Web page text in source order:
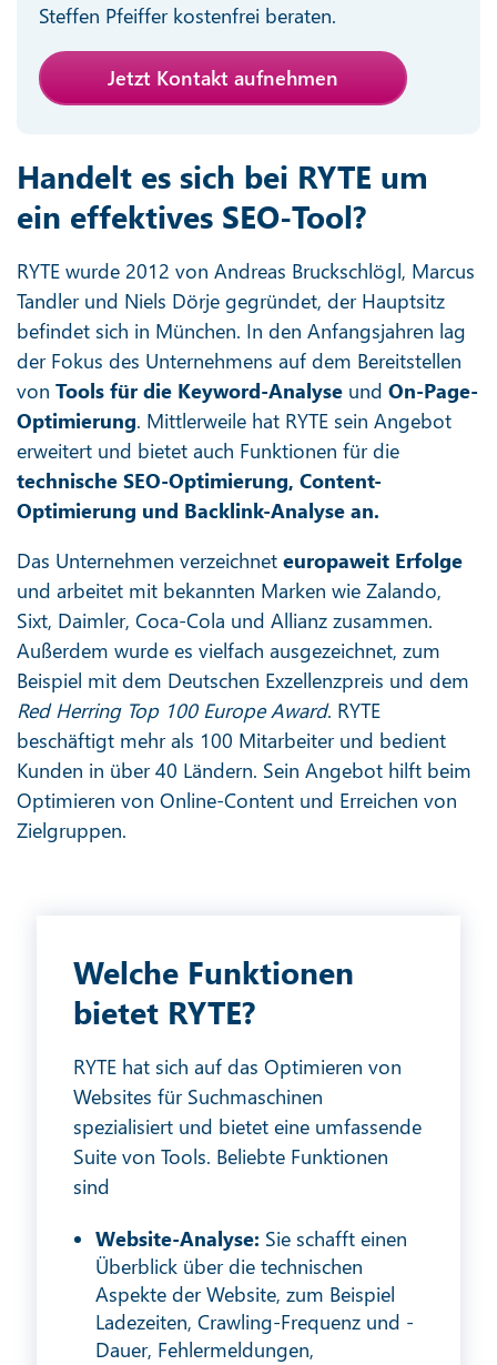
Steffen Pfeiffer kostenfrei beraten.
Jetzt Kontakt aufnehmen
Handelt es sich bei RYTE um
ein effektives SEO-Tool?
RYTE wurde 2012 von Andreas Bruckschlögl, Marcus
Tandler und Niels Dörje gegründet, der Hauptsitz
befindet sich in München. In den Anfangsjahren lag
der Fokus des Unternehmens auf dem Bereitstellen
von Tools für die Keyword-Analyse und On-Page-
Optimierung. Mittlerweile hat RYTE sein Angebot
erweitert und bietet auch Funktionen für die
technische SEO-Optimierung, Content-
Optimierung und Backlink-Analyse an.
Das Unternehmen verzeichnet europaweit Erfolge
und arbeitet mit bekannten Marken wie Zalando,
Sixt, Daimler, Coca-Cola und Allianz zusammen.
Außerdem wurde es vielfach ausgezeichnet, zum
Beispiel mit dem Deutschen Exzellenzpreis und dem
Red Herring Top 100 Europe Award. RYTE
beschäftigt mehr als 100 Mitarbeiter und bedient
Kunden in über 40 Ländern. Sein Angebot hilft beim
Optimieren von Online-Content und Erreichen von
Zielgruppen.
Welche Funktionen
bietet RYTE?
RYTE hat sich auf das Optimieren von
Websites für Suchmaschinen
spezialisiert und bietet eine umfassende
Suite von Tools. Beliebte Funktionen
sind
Website-Analyse: Sie schafft einen
Überblick über die technischen
Aspekte der Website, zum Beispiel
Ladezeiten, Crawling-Frequenz und -
Dauer, Fehlermeldungen,